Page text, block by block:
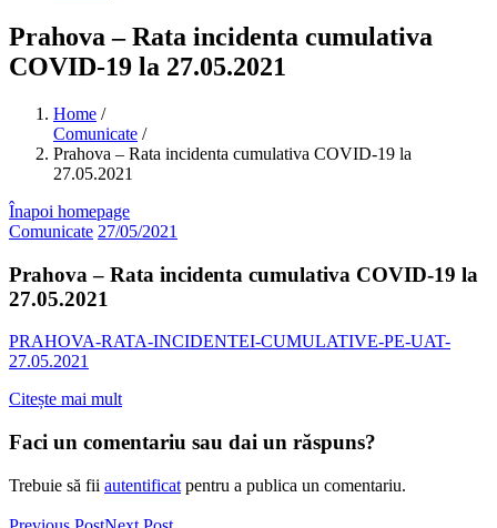
Prahova – Rata incidenta cumulativa
COVID-19 la 27.05.2021
Home /
Comunicate /
Prahova – Rata incidenta cumulativa COVID-19 la
27.05.2021
Înapoi homepage
Comunicate 27/05/2021
Prahova – Rata incidenta cumulativa COVID-19 la
27.05.2021
PRAHOVA-RATA-INCIDENTEI-CUMULATIVE-PE-UAT-
27.05.2021
Citește mai mult
Faci un comentariu sau dai un răspuns?
Trebuie să fii autentificat pentru a publica un comentariu.